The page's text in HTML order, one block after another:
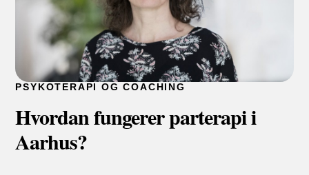
PSYKOTERAPI OG COACHING
Hvordan fungerer parterapi i
Aarhus?